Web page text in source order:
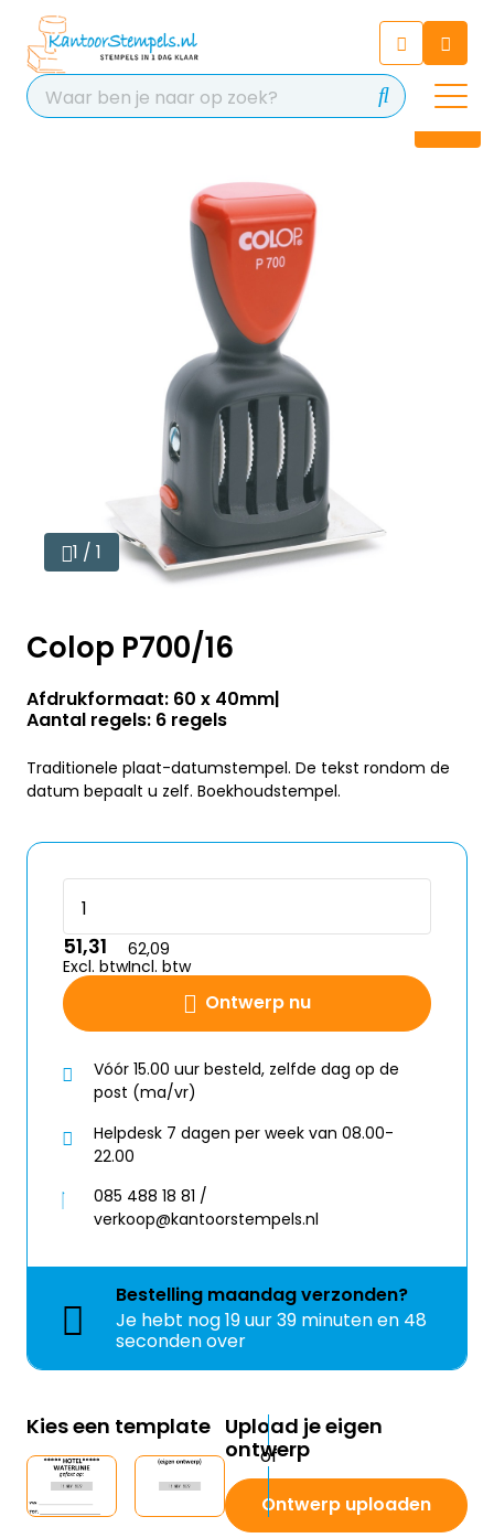
Chat 24/7 met onze chatbot
voor hulp
Contact
1 / 1
Colop P700/16
Afdrukformaat: 60 x 40mm
Aantal regels: 6 regels
Traditionele plaat-datumstempel. De tekst rondom de
datum bepaalt u zelf. Boekhoudstempel.
Ontwerp nu
51,31
Excl. btw
62,09
Incl. btw
Vóór 15.00 uur besteld, zelfde dag op de
post (ma/vr)
Helpdesk 7 dagen per week van 08.00-
22.00
085 488 18 81 /
verkoop@kantoorstempels.nl
Bestelling maandagverzonden?
Je hebt nog19 uur 39 minuten en 48
seconden over
Kies een template Upload je eigen
ontwerp
Ontwerp uploaden